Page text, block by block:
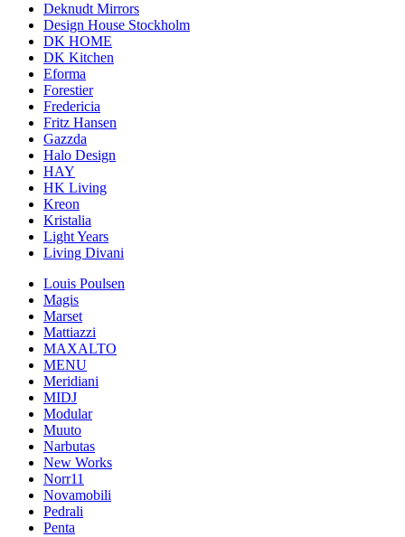
Deknudt Mirrors
Design House Stockholm
DK HOME
DK Kitchen
Eforma
Forestier
Fredericia
Fritz Hansen
Gazzda
Halo Design
HAY
HK Living
Kreon
Kristalia
Light Years
Living Divani
Louis Poulsen
Magis
Marset
Mattiazzi
MAXALTO
MENU
Meridiani
MIDJ
Modular
Muuto
Narbutas
New Works
Norr11
Novamobili
Pedrali
Penta